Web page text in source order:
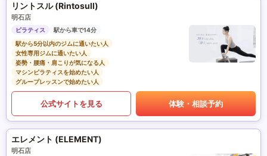
リントスル (Rintosull)
明石店
ピラティス
駅から車で14分
駅から5分以内のジムに通いたい人
女性専用ジムに通いたい人
姿勢・腰痛・肩こりが気になる人
マシンピラティスを始めたい人
グループレッスンで始めたい人
公式サイトを見る 体験・相談予約
エレメント (ELEMENT)
明石店